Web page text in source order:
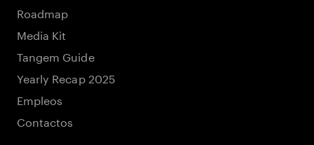
Roadmap
Media Kit
Tangem Guide
Yearly Recap 2025
Empleos
Contactos